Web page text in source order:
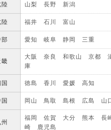
陸 山梨 長野 新潟
陸 福井 石川 富山
部 愛知 岐阜 静岡 三重
畿
大阪 奈良 和歌山 京都
庫
国 徳島 香川 愛媛 高知
岡山 鳥取 島根 広島 山
福岡 佐賀 大分 熊本 長
崎 鹿児島